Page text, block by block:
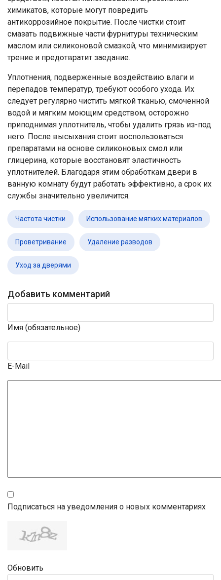
химикатов, которые могут повредить
антикоррозийное покрытие. После чистки стоит
смазать подвижные части фурнитуры техническим
маслом или силиконовой смазкой, что минимизирует
трение и предотвратит заедание.
Уплотнения, подверженные воздействию влаги и
перепадов температур, требуют особого ухода. Их
следует регулярно чистить мягкой тканью, смоченной
водой и мягким моющим средством, осторожно
приподнимая уплотнитель, чтобы удалить грязь из-под
него. После высыхания стоит воспользоваться
препаратами на основе силиконовых смол или
глицерина, которые восстановят эластичность
уплотнителей. Благодаря этим обработкам двери в
ванную комнату будут работать эффективно, а срок их
службы значительно увеличится.
Частота чистки Использование мягких материалов
Проветривание Удаление разводов
Уход за дверями
Добавить комментарий
Имя (обязательное)
E-Mail
Подписаться на уведомления о новых комментариях
Обновить